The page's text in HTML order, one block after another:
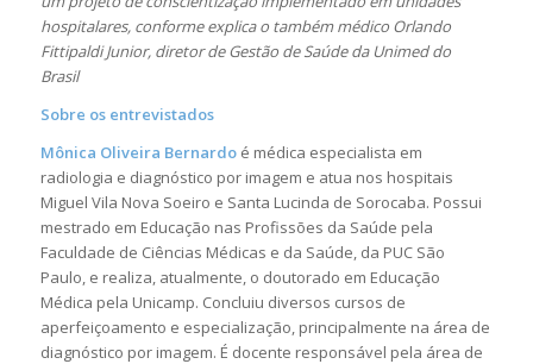
hospitalares, conforme explica o também médico Orlando
Fittipaldi Junior, diretor de Gestão de Saúde da Unimed do
Brasil
Sobre os entrevistados
Mônica Oliveira Bernardoé médica especialista em
radiologia e diagnóstico por imagem e atua nos hospitais
Miguel Vila Nova Soeiro e Santa Lucinda de Sorocaba. Possui
mestrado em Educação nas Profissões da Saúde pela
Faculdade de Ciências Médicas e da Saúde, da PUC São
Paulo, e realiza, atualmente, o doutorado em Educação
Médica pela Unicamp. Concluiu diversos cursos de
aperfeiçoamento e especialização, principalmente na área de
diagnóstico por imagem. É docente responsável pela área de